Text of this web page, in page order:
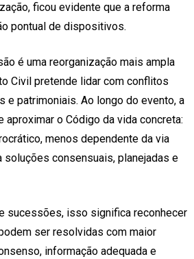
ficou evidente que a reforma
pontual de dispositivos.
é uma reorganização mais ampla
Civil pretende lidar com conflitos
e patrimoniais. Ao longo do evento, a
aproximar o Código da vida concreta:
menos dependente da via
soluções consensuais, planejadas e
sucessões, isso significa reconhecer
ser resolvidas com maior
informação adequada e